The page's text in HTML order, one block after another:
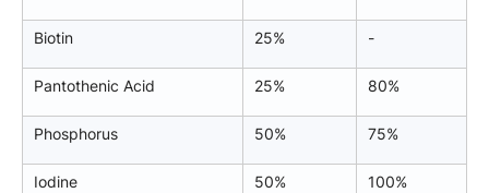
Biotin 25% -
Pantothenic Acid 25% 80%
Phosphorus 50% 75%
Iodine 50% 100%